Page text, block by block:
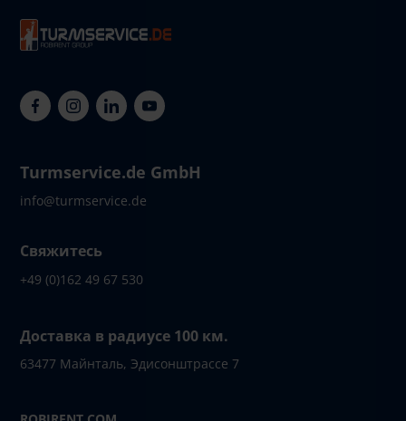
Turmservice.de GmbH
info@turmservice.de
Свяжитесь
+49 (0)162 49 67 530
Доставка в радиусе 100 км.
63477 Майнталь, Эдисонштрассе 7